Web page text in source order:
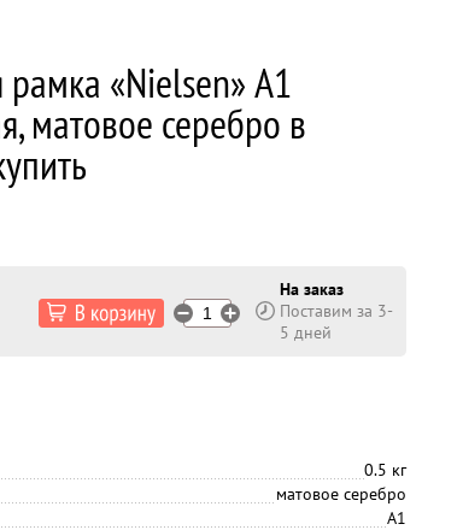
рамка «Nielsen» А1
матовое серебро в
На заказ
Поставим за 3-
5 дней
0.5 кг
матовое серебро
А1